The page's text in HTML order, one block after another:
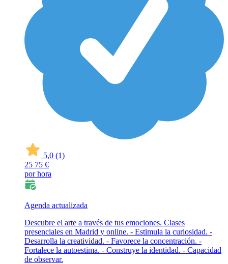
5,0 (1)
25 75 €
por hora
Agenda actualizada
Descubre el arte a través de tus emociones. Clases
presenciales en Madrid y online. - Estimula la curiosidad. -
Desarrolla la creatividad. - Favorece la concentración. -
Fortalece la autoestima. - Construye la identidad. - Capacidad
de observar.